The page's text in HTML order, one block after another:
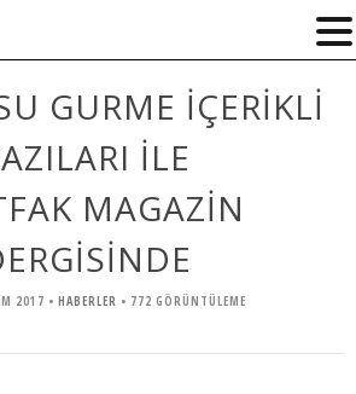
GURME İÇERİKLİ
İLE
MAGAZİN
2017 • HABERLER • 772 GÖRÜNTÜLEME